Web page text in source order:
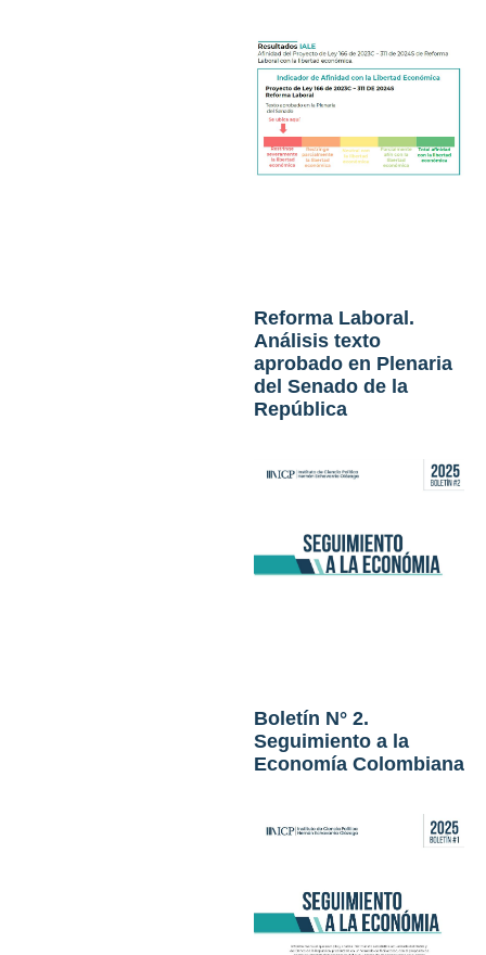
Reforma Laboral.
Análisis texto
aprobado en Plenaria
del Senado de la
República
Boletín N° 2.
Seguimiento a la
Economía Colombiana